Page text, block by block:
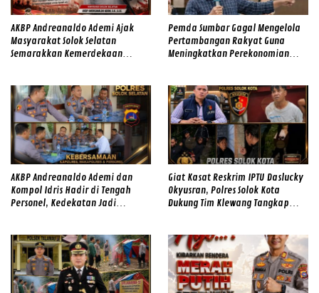
AKBP Andreanaldo Ademi Ajak
Masyarakat Solok Selatan
Semarakkan Kemerdekaan
Pemda Sumbar Gagal Mengelola
Pertambangan Rakyat Guna
Meningkatkan Perekonomian
AKBP Andreanaldo Ademi dan
Kompol Idris Hadir di Tengah
Personel, Kedekatan Jadi
Giat Kasat Reskrim IPTU Daslucky
Okyusran, Polres Solok Kota
Dukung Tim Klewang Tangkap